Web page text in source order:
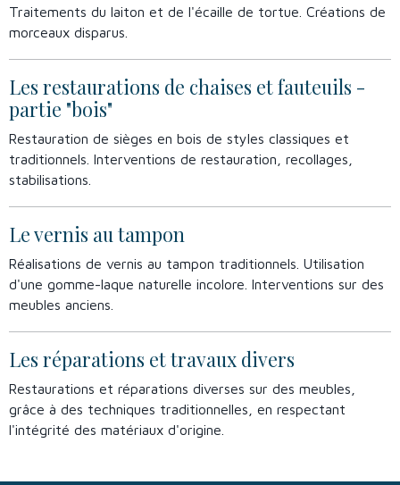
Traitements du laiton et de l'écaille de tortue. Créations de
morceaux disparus.
Les restaurations de chaises et fauteuils -
partie "bois"
Restauration de sièges en bois de styles classiques et
traditionnels. Interventions de restauration, recollages,
stabilisations.
Le vernis au tampon
Réalisations de vernis au tampon traditionnels. Utilisation
d'une gomme-laque naturelle incolore. Interventions sur des
meubles anciens.
Les réparations et travaux divers
Restaurations et réparations diverses sur des meubles,
grâce à des techniques traditionnelles, en respectant
l'intégrité des matériaux d'origine.